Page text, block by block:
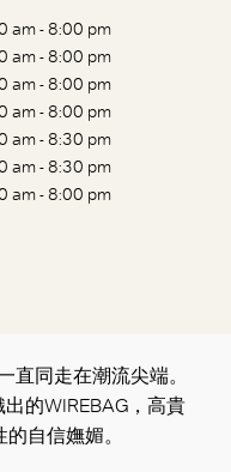
am - 8:00 pm
am - 8:00 pm
am - 8:00 pm
am - 8:00 pm
am - 8:30 pm
am - 8:30 pm
am - 8:00 pm
直同走在潮流尖端。
的WIREBAG，高貴
自信嫵媚。